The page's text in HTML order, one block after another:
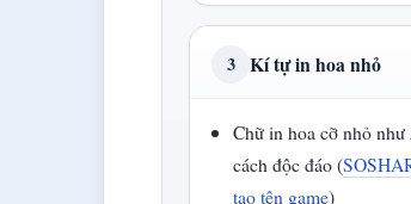
3 Kí tự in hoa nhỏ
Chữ in hoa cỡ nhỏ
cách độc đáo (
tạo tên game)